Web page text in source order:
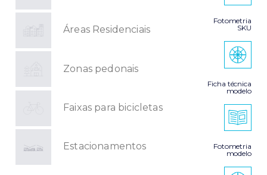
Áreas Residenciais
Zonas pedonais
Faixas para bicicletas
Estacionamentos
Fotometria
SKU
Ficha técnica
modelo
Fotometria
modelo